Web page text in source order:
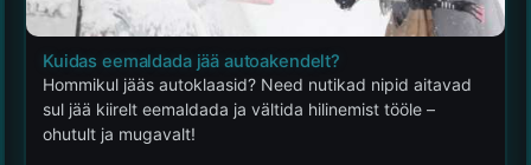
Kuidas eemaldada jää autoakendelt?
Hommikul jääs autoklaasid? Need nutikad nipid aitavad
sul jää kiirelt eemaldada ja vältida hilinemist tööle –
ohutult ja mugavalt!